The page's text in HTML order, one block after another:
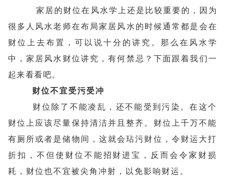
家居的财位在风水学上还是比较重要的，因为
很多人风水老师在布局家居风水的时候通常都是会在
财位上去布置，可以说十分的讲究。那么在风水学
中，家居风水财位讲究，有何禁忌？下面跟着我们一
起来看看吧。
财位不宜受污受冲
财位除了不能凌乱，还不能受到污染。在这个
财位上应该尽量保持清洁并且整齐。财位上千万不能
有厕所或者是储物间，这就会玷污财位，令财运大打
折扣，不但使财位不能招财进宝，反而会令家财损
耗，财位也不宜被尖角冲射，以免影响财运。